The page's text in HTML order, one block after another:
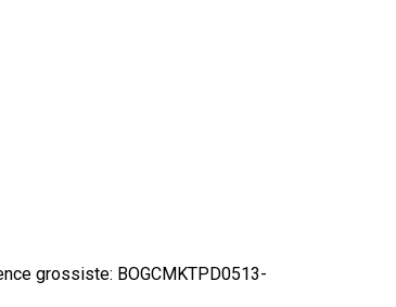
grossiste: BOGCMKTPD0513-